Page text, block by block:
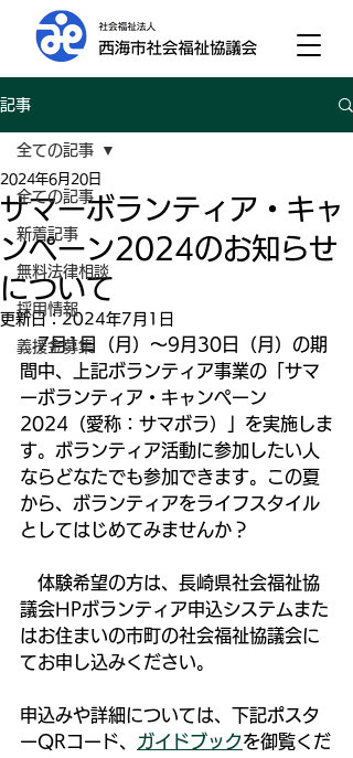
記事
全ての記事
新着記事
無料法律相談
採用情報
義援金募集
全ての記事
サマーボランティア・キャ
ンペーン2024のお知らせ
について
2024年6月20日
更新日：2024年7月1日
7月1日（月）～9月30日（月）の期
間中、上記ボランティア事業の「サマ
ーボランティア・キャンペーン
2024（愛称：サマボラ）」を実施しま
す。ボランティア活動に参加したい人
ならどなたでも参加できます。この夏
から、ボランティアをライフスタイル
としてはじめてみませんか？
体験希望の方は、長崎県社会福祉協
議会HPボランティア申込システムまた
はお住まいの市町の社会福祉協議会に
てお申し込みください。
申込みや詳細については、下記ポスタ
ーQRコード、 ガイドブックを御覧くだ